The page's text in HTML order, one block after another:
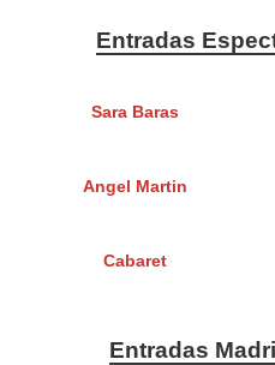
Entradas
Sara Baras
Angel Martin
Cabaret
Entradas